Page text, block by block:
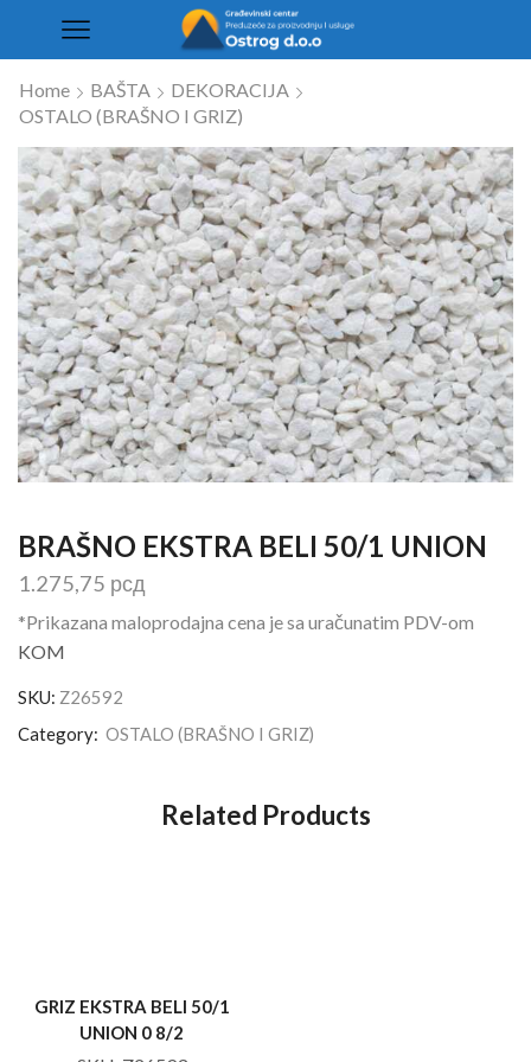
Home BAŠTA
DEKORACIJA
OSTALO (BRAŠNO I GRIZ)
BRAŠNO EKSTRA BELI 50/1 UNION
1.275,75 рсд
*Prikazana maloprodajna cena je sa uračunatim PDV-om
KOM
SKU: Z26592
Category: OSTALO (BRAŠNO I GRIZ)
Related Products
GRIZ EKSTRA BELI 50/1
UNION 0 8/2